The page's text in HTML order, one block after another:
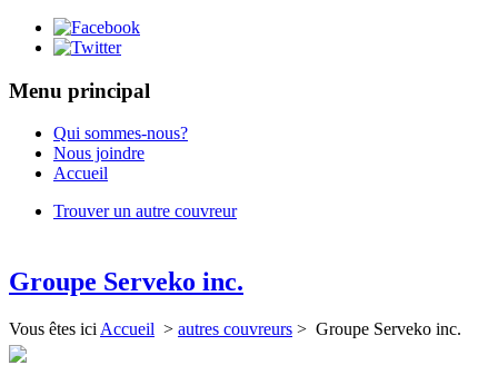
Menu principal
Qui sommes-nous?
Nous joindre
Accueil
Trouver un autre couvreur
Groupe Serveko inc.
Vous êtes ici Accueil > autres couvreurs > Groupe Serveko inc.